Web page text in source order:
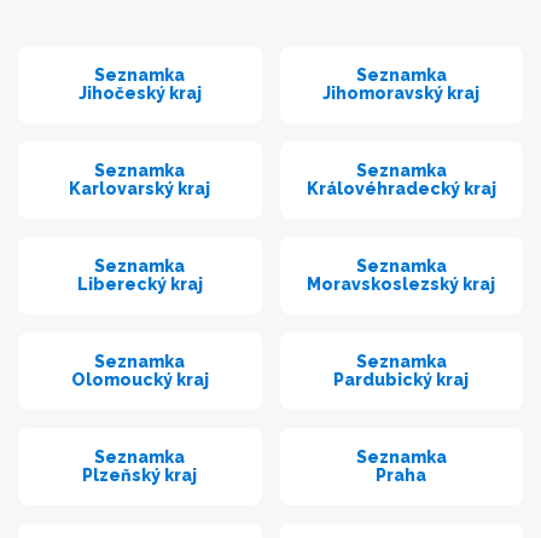
Seznamka
Jihočeský kraj
Seznamka
Jihomoravský kraj
Seznamka
Karlovarský kraj
Seznamka
Královéhradecký kraj
Seznamka
Liberecký kraj
Seznamka
Moravskoslezský kraj
Seznamka
Olomoucký kraj
Seznamka
Pardubický kraj
Seznamka
Plzeňský kraj
Seznamka
Praha